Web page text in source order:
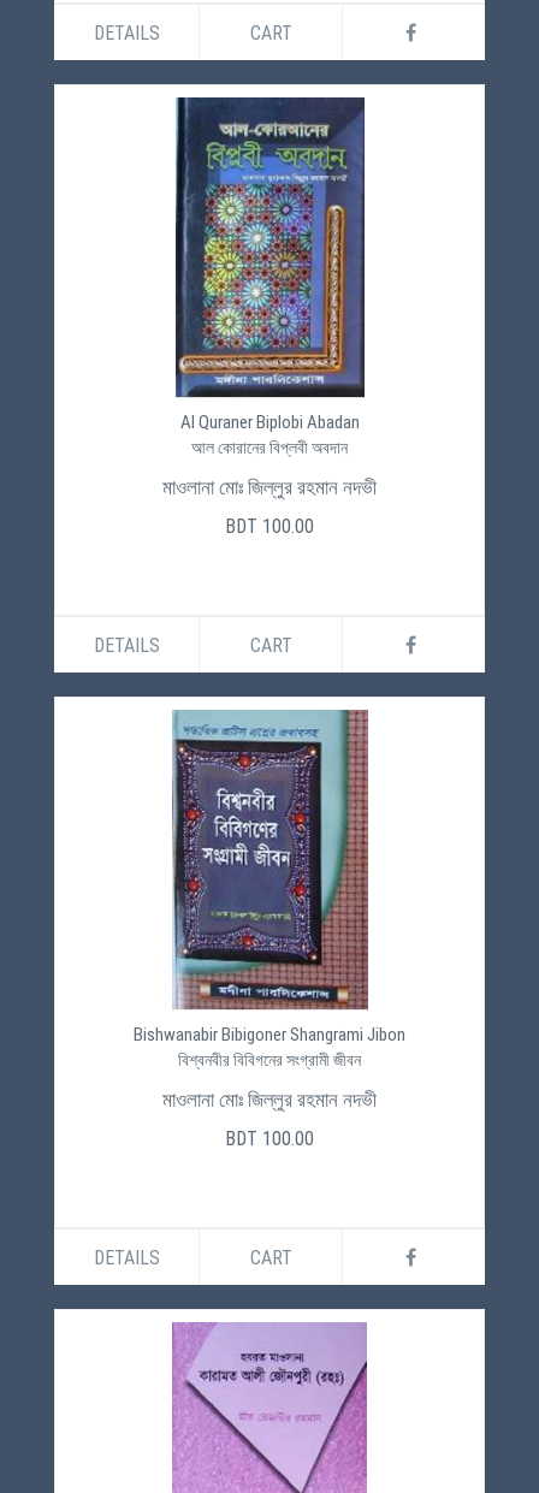
DETAILS CART
Al Quraner Biplobi Abadan
আল কোরানের বিপ্লবী অবদান
মাওলানা মোঃ জিল্লুর রহমান নদভী
BDT 100.00
DETAILS CART
Bishwanabir Bibigoner Shangrami Jibon
বিশ্বনবীর বিবিগনের সংগ্রামী জীবন
মাওলানা মোঃ জিল্লুর রহমান নদভী
BDT 100.00
DETAILS CART